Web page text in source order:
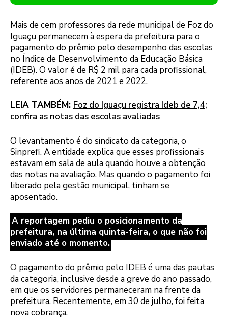
Mais de cem professores da rede municipal de Foz do
Iguaçu permanecem à espera da prefeitura para o
pagamento do prêmio pelo desempenho das escolas
no Índice de Desenvolvimento da Educação Básica
(IDEB). O valor é de R$ 2 mil para cada profissional,
referente aos anos de 2021 e 2022.
LEIA TAMBÉM: Foz do Iguaçu registra Ideb de 7,4;
confira as notas das escolas avaliadas
O levantamento é do sindicato da categoria, o
Sinprefi. A entidade explica que esses profissionais
estavam em sala de aula quando houve a obtenção
das notas na avaliação. Mas quando o pagamento foi
liberado pela gestão municipal, tinham se
aposentado.
A reportagem pediu o posicionamento da
prefeitura, na última quinta-feira, o que não foi
enviado até o momento.
O pagamento do prêmio pelo IDEB é uma das pautas
da categoria, inclusive desde a greve do ano passado,
em que os servidores permaneceram na frente da
prefeitura. Recentemente, em 30 de julho, foi feita
nova cobrança.